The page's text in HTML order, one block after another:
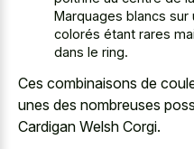
Marquages blancs
colorés étant rares
dans le ring.
Ces combinaisons de
unes des nombreuses
Cardigan Welsh Corgi.